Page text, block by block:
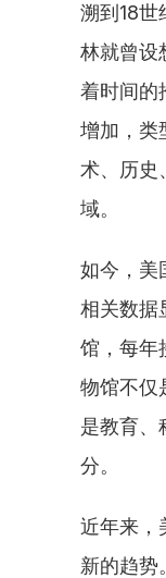
溯到18世
林就曾设
着时间的
增加，类
术、历史
域。
如今，美
相关数据
馆，每年
物馆不仅
是教育、
分。
近年来，
新的趋势